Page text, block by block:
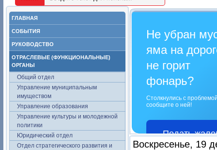
ГЛАВНАЯ
СОБЫТИЯ
РУКОВОДСТВО
ОТРАСЛЕВЫЕ (ФУНКЦИОНАЛЬНЫЕ)
ОРГАНЫ
Общий отдел
Управление муниципальным
имуществом
Управление образования
Управление культуры и молодежной
политики
Юридический отдел
Отдел стратегического развития и
Не убран
яма на
не горит
фонарь?
Столкнулись с
сообщите о ней!
Подать
Воскресенье, 19